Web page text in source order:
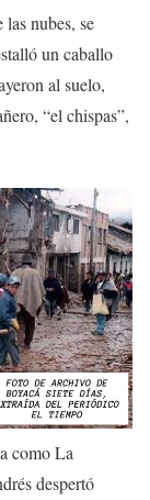
nubes, se
un caballo
al suelo,
“el chispas”,
como La
despertó